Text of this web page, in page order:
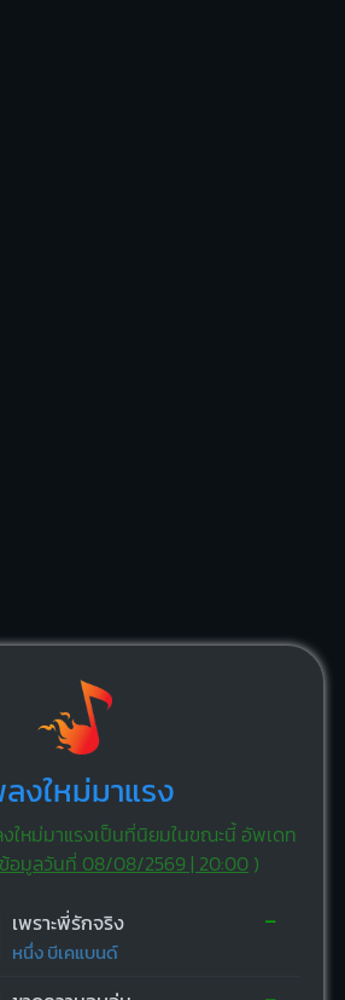
ลงใหม่มาแรง
ใหม่มาแรงเป็นที่นิยมในขณะนี้ อัพเดท
ข้อมูลวันที่ 08/08/2569 | 20:00)
เพราะพี่รักจริง
หนึ่ง บีเคแบนด์
-